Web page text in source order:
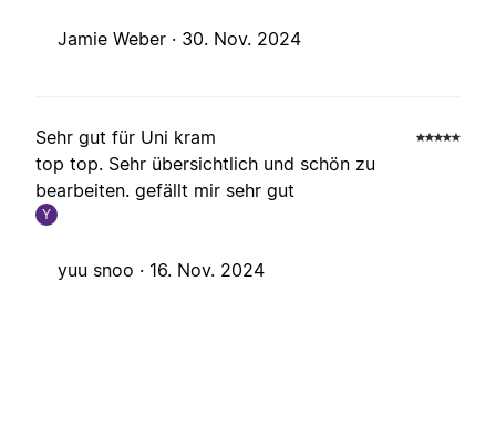
Jamie Weber · 30. Nov. 2024
Sehr gut für Uni kram
top top. Sehr übersichtlich und schön zu
bearbeiten. gefällt mir sehr gut
Y
yuu snoo · 16. Nov. 2024